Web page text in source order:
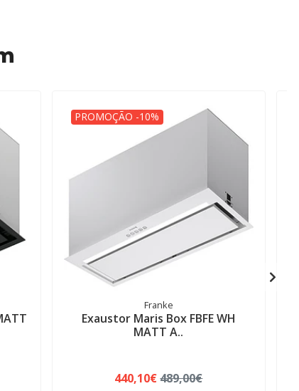
PROMOÇÃO -10%
Franke
Exaustor Maris Box FBFE WH
MATT A..
440,10€489,00€